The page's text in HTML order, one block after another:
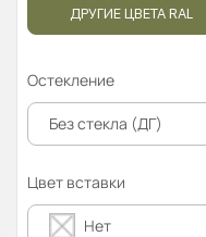
ДРУГИЕ ЦВЕТА RAL
Остекление
Без стекла (ДГ)
Цвет вставки
Нет